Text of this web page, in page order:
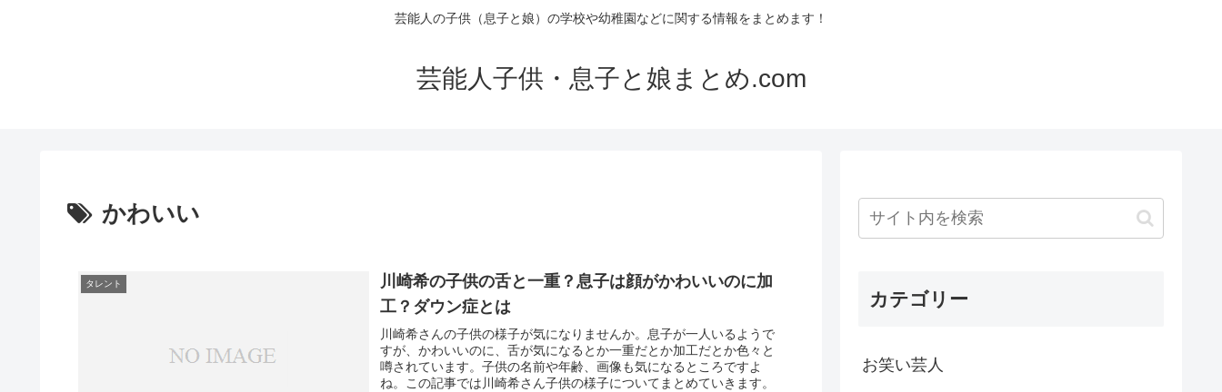
芸能人の子供（息子と娘）の学校や幼稚園などに関する情報をまとめます！
芸能人子供・息子と娘まとめ.com
かわいい
タレント
川崎希の子供の舌と一重？息子は顔がかわいいのに加
工？ダウン症とは
川崎希さんの子供の様子が気になりませんか。息子が一人いるようで
すが、かわいいのに、舌が気になるとか一重だとか加工だとか色々と
噂されています。子供の名前や年齢、画像も気になるところですよ
ね。この記事では川崎希さん子供の様子についてまとめていきます。
カテゴリー
お笑い芸人